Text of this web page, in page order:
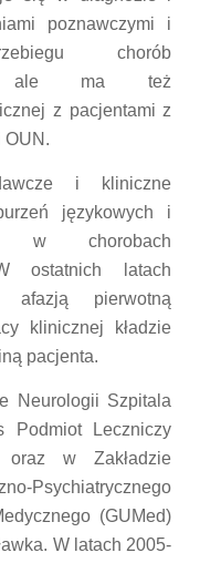
poznawczymi i
chorób
ale ma też
z pacjentami z
OUN.
i kliniczne
językowych i
w chorobach
ostatnich latach
afazją pierwotną
klinicznej kładzie
pacjenta.
Neurologii Szpitala
Podmiot Leczniczy
w Zakładzie
Psychiatrycznego
(GUMed)
W latach 2005-